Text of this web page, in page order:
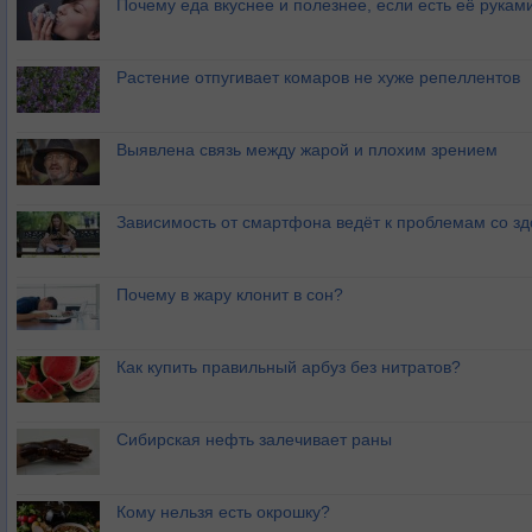
Почему еда вкуснее и полезнее, если есть её
Растение отпугивает комаров не хуже репеллентов
Выявлена связь между жарой и плохим зрением
Зависимость от смартфона ведёт к проблемам со
Почему в жару клонит в сон?
Как купить правильный арбуз без нитратов?
Сибирская нефть залечивает раны
Кому нельзя есть окрошку?